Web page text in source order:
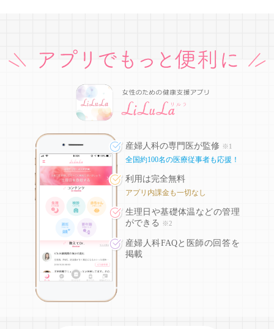
産婦人科の専門医が監修 ※1
全国約100名の医療従事者も応援！
利用は完全無料
アプリ内課金も一切なし
生理日や基礎体温などの管理
ができる
※2
産婦人科FAQと医師の回答を
掲載